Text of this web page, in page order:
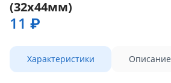
(32х44мм)
11 ₽
Характеристики Описание